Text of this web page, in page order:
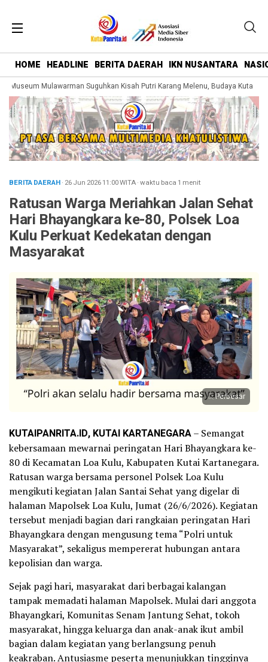
HOME HEADLINE BERITA DAERAH IKN NUSANTARA
Mulawarman Suguhkan Kisah Putri Karang Melenu, Budaya Kutai
BERITA DAERAH· 26 Jun 202611:00WITA·waktu baca 1 menit
Ratusan Warga Meriahkan Jalan Sehat
Hari Bhayangkara ke-80, Polsek Loa
Kulu Perkuat Kedekatan dengan
Masyarakat
Perbesar
KUTAIPANRITA.ID, KUTAI KARTANEGARA– Semangat
kebersamaan mewarnai peringatan Hari Bhayangkara ke-
80 di Kecamatan Loa Kulu, Kabupaten Kutai Kartanegara.
Ratusan warga bersama personel Polsek Loa Kulu
mengikuti kegiatan Jalan Santai Sehat yang digelar di
halaman Mapolsek Loa Kulu, Jumat (26/6/2026). Kegiatan
tersebut menjadi bagian dari rangkaian peringatan Hari
Bhayangkara dengan mengusung tema “Polri untuk
Masyarakat”, sekaligus mempererat hubungan antara
kepolisian dan warga.
Sejak pagi hari, masyarakat dari berbagai kalangan
tampak memadati halaman Mapolsek. Mulai dari anggota
Bhayangkari, Komunitas Senam Jantung Sehat, tokoh
masyarakat, hingga keluarga dan anak-anak ikut ambil
bagian dalam kegiatan yang berlangsung penuh
keakraban. Antusiasme peserta menunjukkan tingginya